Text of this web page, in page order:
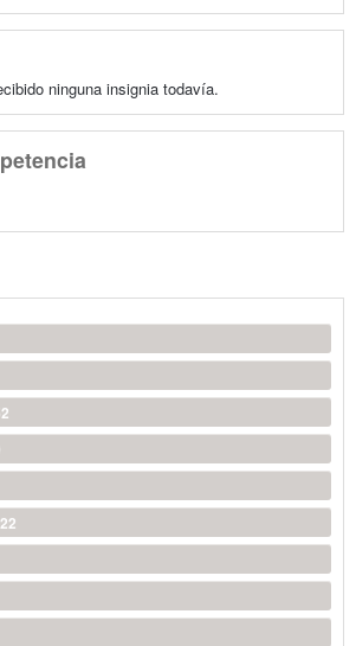
ninguna insignia todavía.